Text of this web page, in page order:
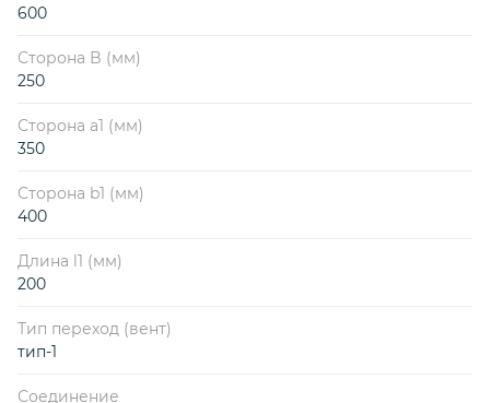
600
Сторона B (мм)
250
Сторона a1 (мм)
350
Сторона b1 (мм)
400
Длина l1 (мм)
200
Тип переход (вент)
тип-1
Соединение